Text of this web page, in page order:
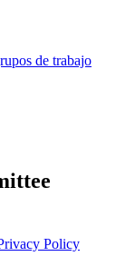
de trabajo
Policy